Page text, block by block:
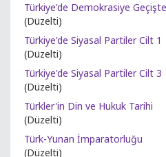
Türkiye'de Demokrasiye
(Düzelti)
Türkiye'de Siyasal Partiler Cilt 1
(Düzelti)
Türkiye'de Siyasal Partiler Cilt 3
(Düzelti)
Türkler'in Din ve Hukuk Tarihi
(Düzelti)
Türk-Yunan İmparatorluğu
(Düzelti)